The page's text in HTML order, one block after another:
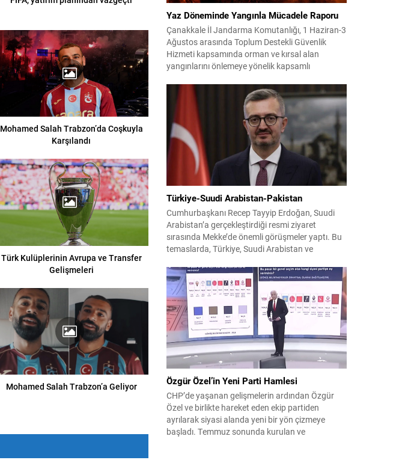
Mohamed Salah Trabzon’da Coşkuyla
Karşılandı
Türk Kulüplerinin Avrupa ve Transfer
Gelişmeleri
Mohamed Salah Trabzon’a Geliyor
Yaz Döneminde Yangınla Mücadele Raporu
Çanakkale İl Jandarma Komutanlığı, 1 Haziran-3
Ağustos arasında Toplum Destekli Güvenlik
Hizmeti kapsamında orman ve kırsal alan
yangınlarını önlemeye yönelik kapsamlı
görev yapan 178 tim ve 742 personel, sahada
aktif olarak halkı bilinçlendirdi ve denetim
faaliyetleri gerçekleştirdi. Faaliyetler esnasında
bin 315 biçerdöver ve balya...
Türkiye-Suudi Arabistan-Pakistan
Cumhurbaşkanı Recep Tayyip Erdoğan, Suudi
Arabistan’a gerçekleştirdiği resmi ziyaret
sırasında Mekke’de önemli görüşmeler yaptı. Bu
temaslarda, Türkiye, Suudi Arabistan ve
birliği çerçevesi oluşturuldu. Ziyaretin en somut
çıktısı, üç ülkenin imza attığı Mekke Ortak
Savunma Anlaşması oldu. Anlaşma; ortak
güvenlik yaklaşımıyla bölgesel barış, istikrar...
Özgür Özel’in Yeni Parti Hamlesi
CHP’de yaşanan gelişmelerin ardından Özgür
Özel ve birlikte hareket eden ekip partiden
ayrılarak siyasi alanda yeni bir yön çizmeye
başladı. Temmuz sonunda kurulan ve